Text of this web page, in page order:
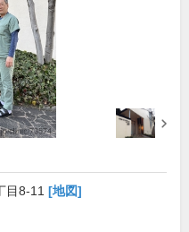
目8-11 [地図]